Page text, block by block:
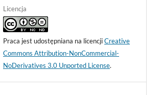
Licencja
Praca jest udostępniana na licencjiCreative
Commons Attribution-NonCommercial-
NoDerivatives 3.0 Unported License.